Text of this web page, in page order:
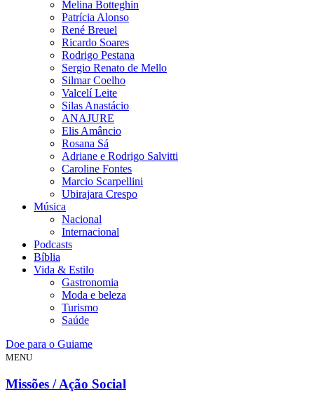
Melina Botteghin
Patrícia Alonso
René Breuel
Ricardo Soares
Rodrigo Pestana
Sergio Renato de Mello
Silmar Coelho
Valcelí Leite
Silas Anastácio
ANAJURE
Elis Amâncio
Rosana Sá
Adriane e Rodrigo Salvitti
Caroline Fontes
Marcio Scarpellini
Ubirajara Crespo
Música
Nacional
Internacional
Podcasts
Bíblia
Vida & Estilo
Gastronomia
Moda e beleza
Turismo
Saúde
Doe para o Guiame
MENU
Missões / Ação Social